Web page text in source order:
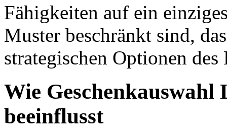
Fähigkeiten auf ein
Muster beschränkt sind,
strategischen Optionen
Wie
beeinflusst